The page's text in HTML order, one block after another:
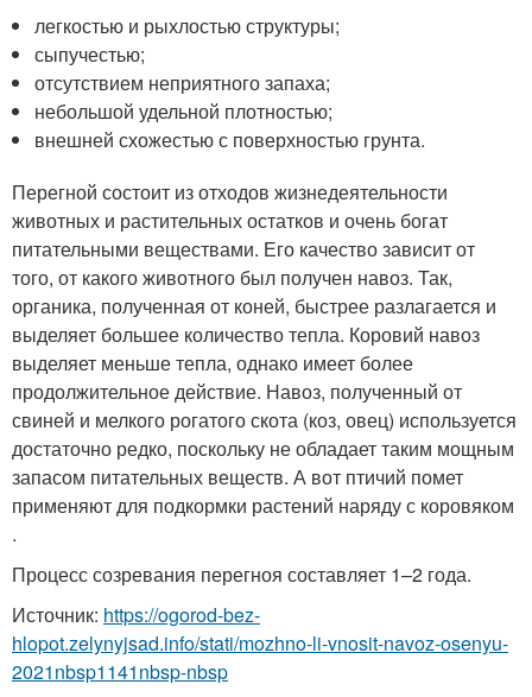
легкостью и рыхлостью структуры;
сыпучестью;
отсутствием неприятного запаха;
небольшой удельной плотностью;
внешней схожестью с поверхностью грунта.
Перегной состоит из отходов жизнедеятельности
животных и растительных остатков и очень богат
питательными веществами. Его качество зависит от
того, от какого животного был получен навоз. Так,
органика, полученная от коней, быстрее разлагается и
выделяет большее количество тепла. Коровий навоз
выделяет меньше тепла, однако имеет более
продолжительное действие. Навоз, полученный от
свиней и мелкого рогатого скота (коз, овец) используется
достаточно редко, поскольку не обладает таким мощным
запасом питательных веществ. А вот птичий помет
применяют для подкормки растений наряду с коровяком
.
Процесс созревания перегноя составляет 1–2 года.
Источник: https://ogorod-bez-
hlopot.zelynyjsad.info/stati/mozhno-li-vnosit-navoz-osenyu-
2021nbsp1141nbsp-nbsp